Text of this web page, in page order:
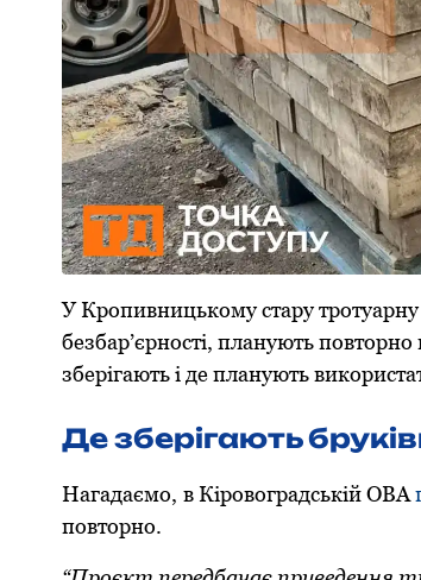
У Кропивницькому стару
безбар’єрності, планують повторно
зберігають і де планують
Де зберігають
Нагадаємо, в Кіровоградській ОВА
повторно.